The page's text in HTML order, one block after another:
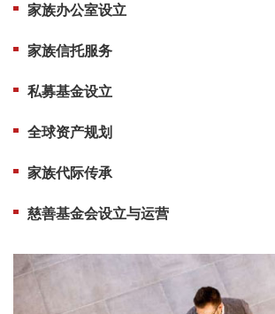
家族办公室设立
家族信托服务
私募基金设立
全球资产规划
家族代际传承
慈善基金会设立与运营